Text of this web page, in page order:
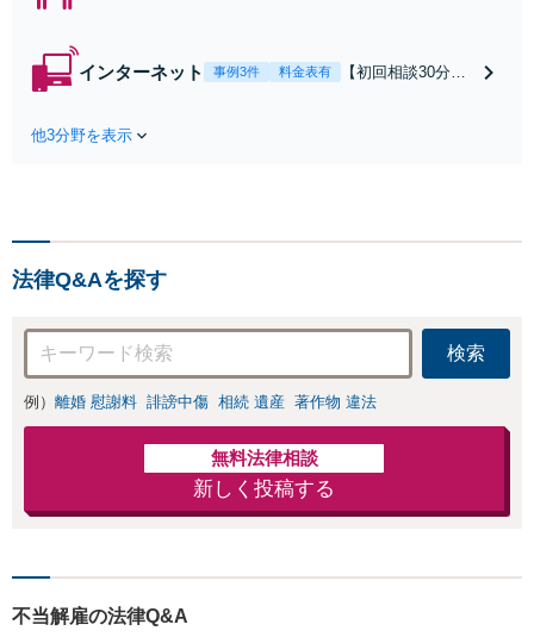
れたら、サインす
インターネット 事例3件 料金表有
【初回相談30分無
お店の風評被害対
応可：開示請求の
意見照会が来たと
きの対処法、被害
者との示談交渉
他3分野を表示
法律Q&Aを探す
検索
例） 離婚 慰謝料 誹謗中傷 相続 遺産 著作物 違法
無料法律相談
新しく投稿する
不当解雇の法律Q&A